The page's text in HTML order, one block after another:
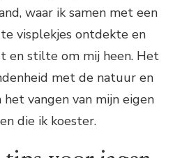
waar ik samen met een
visplekjes ontdekte en
en stilte om mij heen. Het
met de natuur en
vangen van mijn eigen
die ik koester.